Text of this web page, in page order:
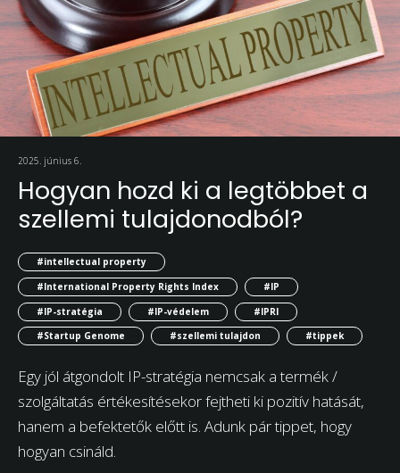
2025. június 6.
Hogyan hozd ki a legtöbbet a
szellemi tulajdonodból?
#intellectual property
#International Property Rights Index
#IP
#IP-stratégia
#IP-védelem
#IPRI
#Startup Genome
#szellemi tulajdon #tippek
Egy jól átgondolt IP-stratégia nemcsak a termék /
szolgáltatás értékesítésekor fejtheti ki pozitív hatását,
hanem a befektetők előtt is. Adunk pár tippet, hogy
hogyan csináld.